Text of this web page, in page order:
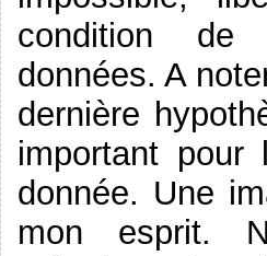
condition
données. A
dernière
important pour
donnée. Une
mon esprit.